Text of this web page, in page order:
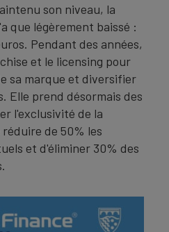
son niveau, la
que légèrement baissé :
Pendant des années,
et le licensing pour
sa marque et diversifier
Elle prend désormais des
l'exclusivité de la
de 50% les
et d'éliminer 30% des